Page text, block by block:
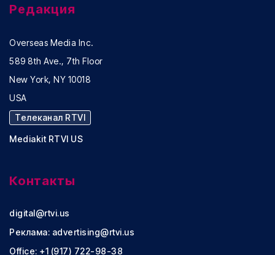
Редакция
Overseas Media Inc.
589 8th Ave., 7th Floor
New York, NY 10018
USA
Телеканал RTVI
Mediakit RTVI US
Контакты
digital@rtvi.us
Реклама: advertising@rtvi.us
Office: +1 (917) 722-98-38